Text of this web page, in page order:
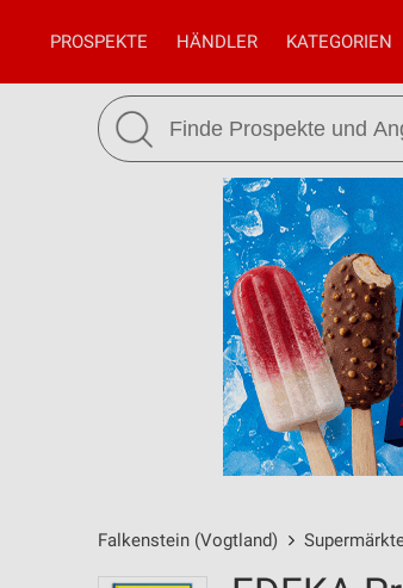
PROSPEKTE HÄNDLER KATEGORIEN
Falkenstein (Vogtland)